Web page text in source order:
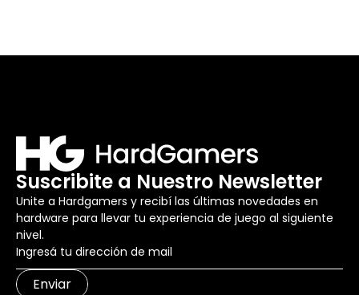
Suscribite a Nuestro Newsletter
Unite a Hardgamers y recibí las últimas novedades en
hardware para llevar tu experiencia de juego al siguiente
nivel.
Enviar